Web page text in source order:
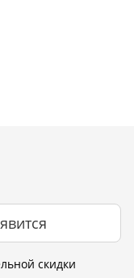
скидки